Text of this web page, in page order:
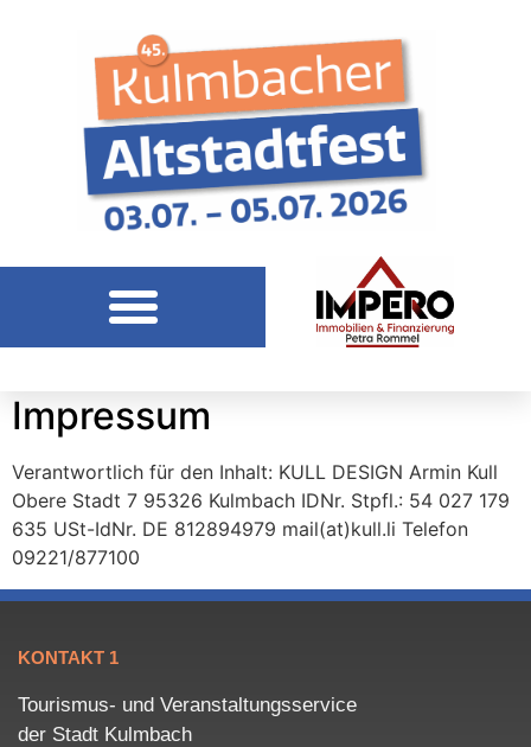
Kategorie: Test
Impressum
Verantwortlich für den Inhalt: KULL DESIGN Armin Kull
Obere Stadt 7 95326 Kulmbach IDNr. Stpfl.: 54 027 179
635 USt-IdNr. DE 812894979 mail(at)kull.li Telefon
09221/877100
KONTAKT 1
Tourismus- und Veranstaltungsservice
der Stadt Kulmbach